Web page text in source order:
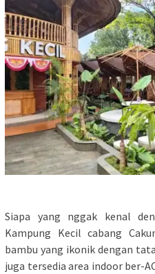
Siapa yang nggak kenal
Kampung Kecil cabang
bambu yang ikonik dengan
juga tersedia area indoor ber-